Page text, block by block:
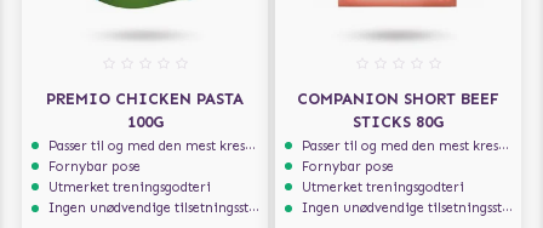
PREMIO CHICKEN PASTA
100G
Passer til og med den mest kresne hunden
Fornybar pose
Utmerket treningsgodteri
Ingen unødvendige tilsetningsstoffer
COMPANION SHORT BEEF
STICKS 80G
Passer til og med den mest kresne hunden
Fornybar pose
Utmerket treningsgodteri
Ingen unødvendige tilsetningsstoffer